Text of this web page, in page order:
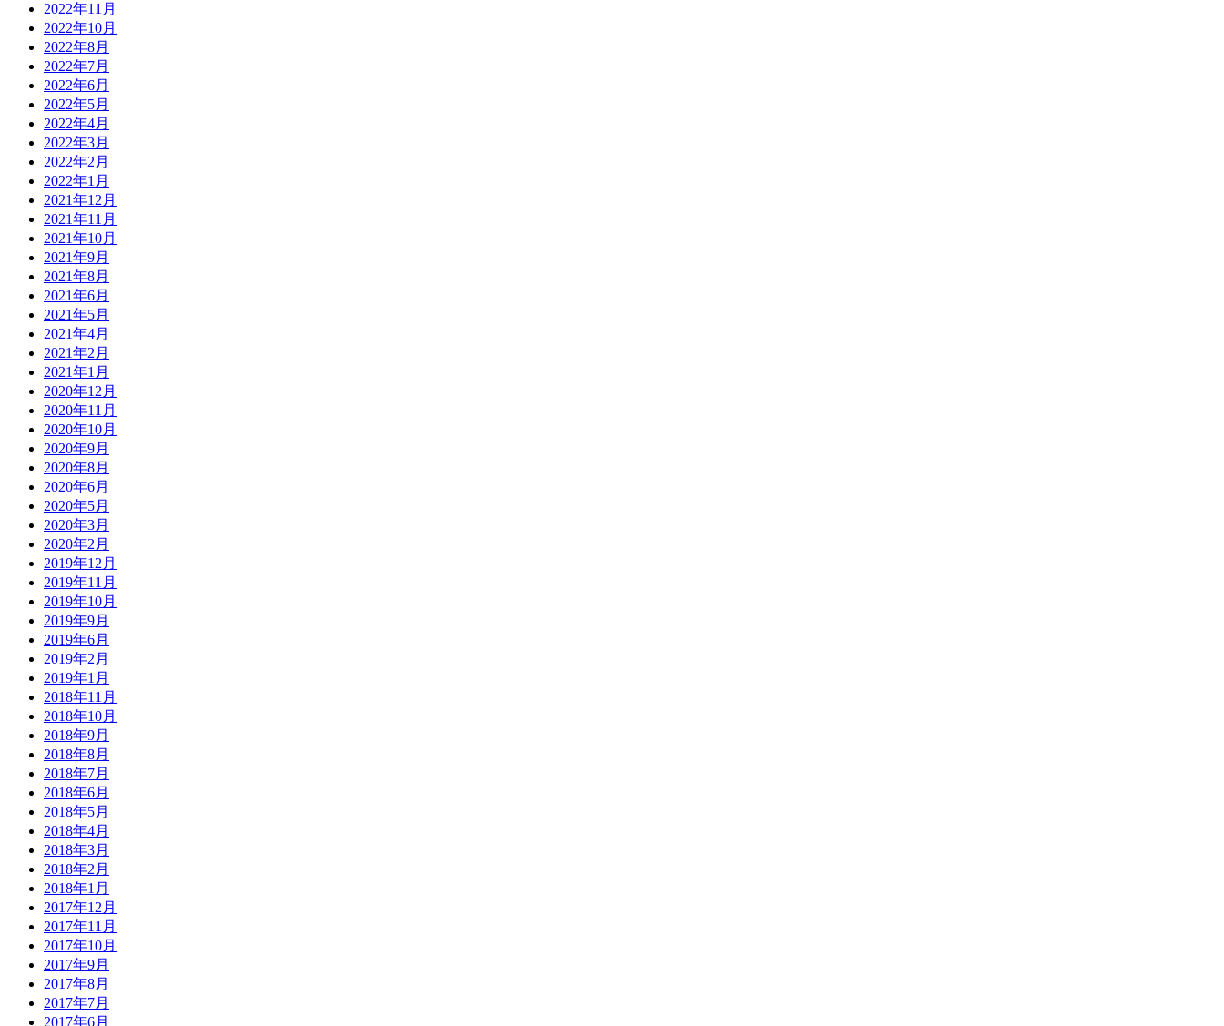
2022年11月
2022年10月
2022年8月
2022年7月
2022年6月
2022年5月
2022年4月
2022年3月
2022年2月
2022年1月
2021年12月
2021年11月
2021年10月
2021年9月
2021年8月
2021年6月
2021年5月
2021年4月
2021年2月
2021年1月
2020年12月
2020年11月
2020年10月
2020年9月
2020年8月
2020年6月
2020年5月
2020年3月
2020年2月
2019年12月
2019年11月
2019年10月
2019年9月
2019年6月
2019年2月
2019年1月
2018年11月
2018年10月
2018年9月
2018年8月
2018年7月
2018年6月
2018年5月
2018年4月
2018年3月
2018年2月
2018年1月
2017年12月
2017年11月
2017年10月
2017年9月
2017年8月
2017年7月
2017年6月